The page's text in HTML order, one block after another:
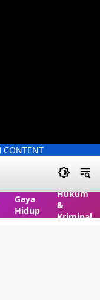
CONTENT
Gaya
Hidup
Hukum
&
Kriminal